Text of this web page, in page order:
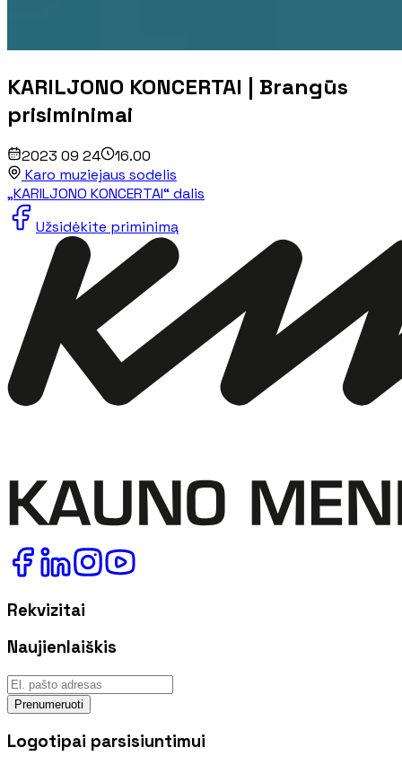
KARILJONO KONCERTAI | Brangūs
prisiminimai
2023 09 24
16.00
Karo muziejaus sodelis
„KARILJONO KONCERTAI“ dalis
Užsidėkite priminimą
Rekvizitai
Naujienlaiškis
Prenumeruoti
Logotipai parsisiuntimui